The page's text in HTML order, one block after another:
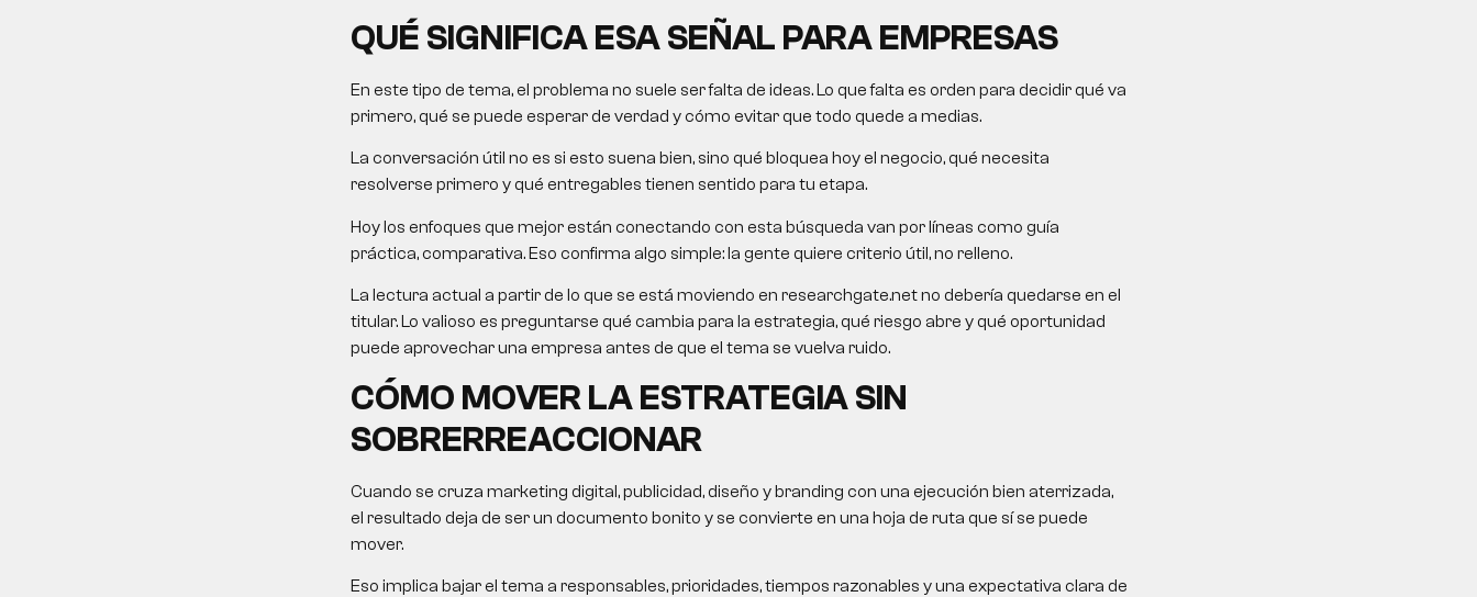
QUÉ SIGNIFICA ESA SEÑAL PARA EMPRESAS
En este tipo de tema, el problema no suele ser falta de ideas. Lo que falta es orden para decidir qué va
primero, qué se puede esperar de verdad y cómo evitar que todo quede a medias.
La conversación útil no es si esto suena bien, sino qué bloquea hoy el negocio, qué necesita
resolverse primero y qué entregables tienen sentido para tu etapa.
Hoy los enfoques que mejor están conectando con esta búsqueda van por líneas como guía
práctica, comparativa. Eso confirma algo simple: la gente quiere criterio útil, no relleno.
La lectura actual a partir de lo que se está moviendo en researchgate.net no debería quedarse en el
titular. Lo valioso es preguntarse qué cambia para la estrategia, qué riesgo abre y qué oportunidad
puede aprovechar una empresa antes de que el tema se vuelva ruido.
CÓMO MOVER LA ESTRATEGIA SIN
SOBRERREACCIONAR
Cuando se cruza marketing digital, publicidad, diseño y branding con una ejecución bien aterrizada,
el resultado deja de ser un documento bonito y se convierte en una hoja de ruta que sí se puede
mover.
Eso implica bajar el tema a responsables, prioridades, tiempos razonables y una expectativa clara de